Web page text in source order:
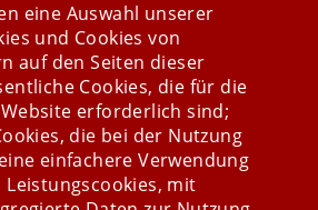
connected
eine Auswahl unserer
und Cookies von
auf den Seiten dieser
Cookies, die für die
erforderlich sind;
die bei der Nutzung
einfachere Verwendung
mit